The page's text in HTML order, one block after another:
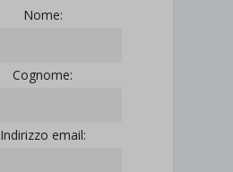
Nome:
Cognome:
Indirizzo email: